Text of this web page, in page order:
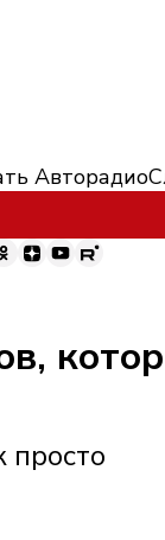
Авторадио
просто